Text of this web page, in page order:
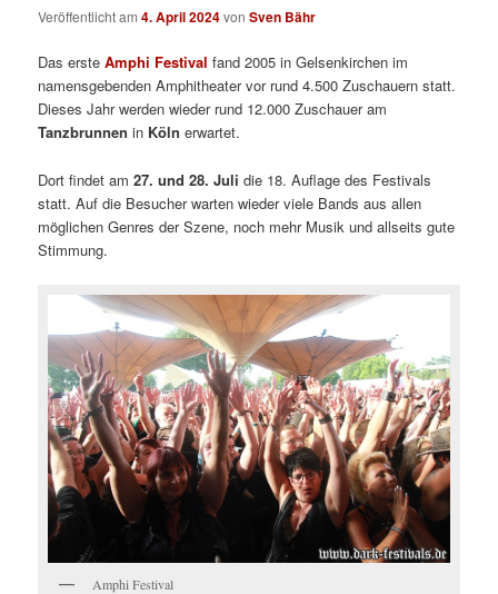
Veröffentlicht am4. April 2024vonSven Bähr
Das ersteAmphi Festival fand 2005 in Gelsenkirchen im
namensgebenden Amphitheater vor rund 4.500 Zuschauern statt.
Dieses Jahr werden wieder rund 12.000 Zuschauer am
Tanzbrunnen in Köln erwartet.
Dort findet am27. und 28. Juli die 18. Auflage des Festivals
statt. Auf die Besucher warten wieder viele Bands aus allen
möglichen Genres der Szene, noch mehr Musik und allseits gute
Stimmung.
Amphi Festival